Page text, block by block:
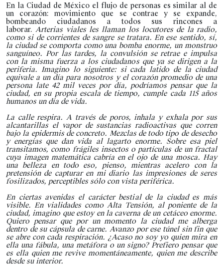
En la Ciudad de México el flujo de personas es similar al de
un corazón: movimiento que se contrae y se expande,
bombeando ciudadanos a todos sus rincones a
laborar.Arterias viales les llaman los locutores de la radio,
como si de corrientes de sangre se tratara. En ese sentido, sí,
la ciudad se comporta como una bomba enorme, un monstruo
sanguíneo. Por las tardes, la convulsión se retrae e impulsa
con la misma fuerza a los ciudadanos que ya se dirigen a la
periferia. Imagino lo siguiente: si cada latido de la ciudad
equivale a un día para nosotros y el corazón promedio de una
persona late 42 mil veces por día, podríamos pensar que la
ciudad, en su propia escala de tiempo, cumple cada 115 años
humanos un día de vida.
La calle respira. A través de poros, inhala y exhala por sus
alcantarillas el vapor de sustancias radioactivas que corren
bajo la epidermis de concreto. Mezclas de todo tipo de desecho
y energías que dan vida al lagarto enorme. Sobre esa piel
transitamos, como frágiles insectos o partículas de un fractal
cuya imagen matemática cabría en el ojo de una mosca. Hay
una belleza en todo eso, pienso, mientras acelero con la
pretensión de capturar en mi diario las impresiones de seres
fosilizados, perceptibles sólo con vista periférica.
En ciertas avenidas el carácter bestial de la ciudad es más
visible. En vialidades como Alta Tensión, al poniente de la
ciudad, imagino que estoy en la caverna de un cetáceo enorme.
Quiero pensar que por un momento la ciudad me alberga
dentro de su cápsula de carne. Avanzo por ese túnel sin fin que
se abre con cada respiración. ¿Acaso no soy yo quien mira en
ella una fábula, una metáfora o un signo? Prefiero pensar que
es ella quien me revive momentáneamente, quien me describe
desde su interior.